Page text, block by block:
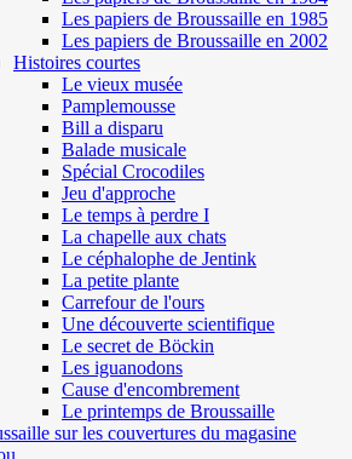
Les papiers de Broussaille en 1985
Les papiers de Broussaille en 2002
Histoires courtes
Le vieux musée
Pamplemousse
Bill a disparu
Balade musicale
Spécial Crocodiles
Jeu d'approche
Le temps à perdre I
La chapelle aux chats
Le céphalophe de Jentink
La petite plante
Carrefour de l'ours
Une découverte scientifique
Le secret de Böckin
Les iguanodons
Cause d'encombrement
Le printemps de Broussaille
sur les couvertures du magasine